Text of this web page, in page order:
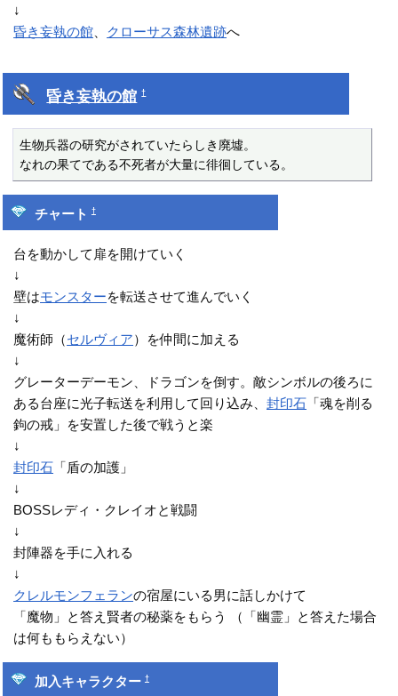
↓
昏き妄執の館
クローサス森林遺跡へ
昏き妄執の館 †
生物兵器の研究がされていたらしき廃墟。
なれの果てである不死者が大量に徘徊している。
チャート †
台を動かして扉を開けていく
↓
壁はモンスターを転送させて進んでいく
↓
魔術師（セルヴィア）を仲間に加える
↓
グレーターデーモン、ドラゴンを倒す。敵シンボルの後ろに
ある台座に光子転送を利用して回り込み、封印石 「魂を削る
鉤の戒」を安置した後で戦うと楽
↓
封印石 「盾の加護」
↓
BOSSレディ・クレイオと戦闘
↓
封陣器を手に入れる
↓
クレルモンフェランの宿屋にいる男に話しかけて
「魔物」と答え賢者の秘薬をもらう （「幽霊」と答えた場合
は何ももらえない）
加入キャラクター †